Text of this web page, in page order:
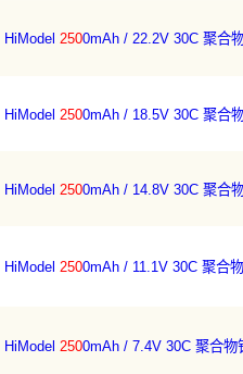
HiModel 2500mAh / 22.2V 30C 聚合
HiModel 2500mAh / 18.5V 30C 聚合
HiModel 2500mAh / 14.8V 30C 聚合
HiModel 2500mAh / 11.1V 30C 聚合
HiModel 2500mAh / 7.4V 30C 聚合物